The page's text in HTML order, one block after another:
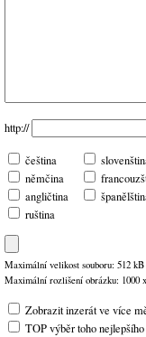
http://
čeština
němčina
angličtina
ruština
Maximální velikost souboru: 512 kB
Maximální rozlišení obrázku: 1000
Zobrazit inzerát ve více
TOP výběr toho